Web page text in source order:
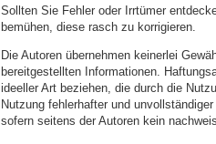
Sollten Sie Fehler oder Irrtümer
bemühen, diese rasch zu korrigieren.
Die Autoren übernehmen keinerlei
bereitgestellten Informationen.
ideeller Art beziehen, die durch die
Nutzung fehlerhafter und
sofern seitens der Autoren kein